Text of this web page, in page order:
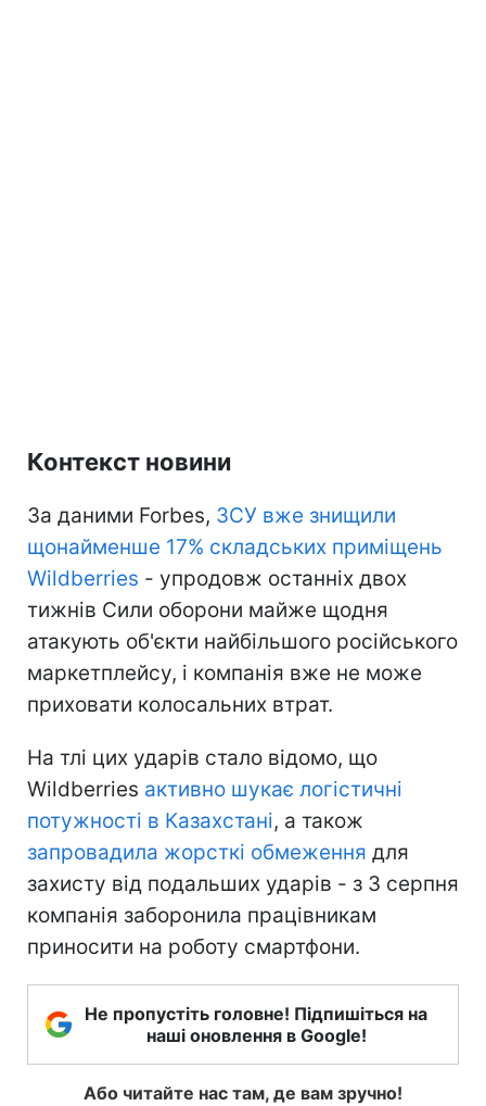
Контекст новини
За даними Forbes, ЗСУ вже знищили
щонайменше 17% складських приміщень
Wildberries - упродовж останніх двох
тижнів Сили оборони майже щодня
атакують об'єкти найбільшого російського
маркетплейсу, і компанія вже не може
приховати колосальних втрат.
На тлі цих ударів стало відомо, що
Wildberries активно шукає логістичні
потужності в Казахстані, а також
запровадила жорсткі обмеження для
захисту від подальших ударів - з 3 серпня
компанія заборонила працівникам
приносити на роботу смартфони.
Не пропустіть головне! Підпишіться на
наші оновлення в Google!
Або читайте нас там, де вам зручно!